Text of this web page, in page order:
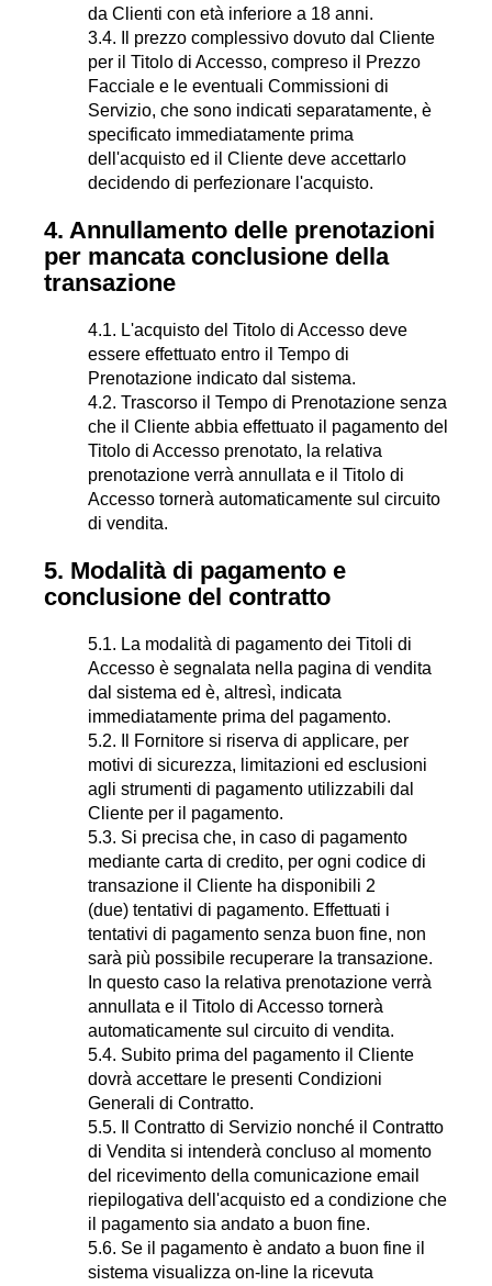
da Clienti con età inferiore a 18 anni.
3.4. Il prezzo complessivo dovuto dal Cliente
per il Titolo di Accesso, compreso il Prezzo
Facciale e le eventuali Commissioni di
Servizio, che sono indicati separatamente, è
specificato immediatamente prima
dell'acquisto ed il Cliente deve accettarlo
decidendo di perfezionare l'acquisto.
4. Annullamento delle prenotazioni
per mancata conclusione della
transazione
4.1. L'acquisto del Titolo di Accesso deve
essere effettuato entro il Tempo di
Prenotazione indicato dal sistema.
4.2. Trascorso il Tempo di Prenotazione senza
che il Cliente abbia effettuato il pagamento del
Titolo di Accesso prenotato, la relativa
prenotazione verrà annullata e il Titolo di
Accesso tornerà automaticamente sul circuito
di vendita.
5. Modalità di pagamento e
conclusione del contratto
5.1. La modalità di pagamento dei Titoli di
Accesso è segnalata nella pagina di vendita
dal sistema ed è, altresì, indicata
immediatamente prima del pagamento.
5.2. Il Fornitore si riserva di applicare, per
motivi di sicurezza, limitazioni ed esclusioni
agli strumenti di pagamento utilizzabili dal
Cliente per il pagamento.
5.3. Si precisa che, in caso di pagamento
mediante carta di credito, per ogni codice di
transazione il Cliente ha disponibili 2
(due) tentativi di pagamento. Effettuati i
tentativi di pagamento senza buon fine, non
sarà più possibile recuperare la transazione.
In questo caso la relativa prenotazione verrà
annullata e il Titolo di Accesso tornerà
automaticamente sul circuito di vendita.
5.4. Subito prima del pagamento il Cliente
dovrà accettare le presenti Condizioni
Generali di Contratto.
5.5. Il Contratto di Servizio nonché il Contratto
di Vendita si intenderà concluso al momento
del ricevimento della comunicazione email
riepilogativa dell'acquisto ed a condizione che
il pagamento sia andato a buon fine.
5.6. Se il pagamento è andato a buon fine il
sistema visualizza on-line la ricevuta